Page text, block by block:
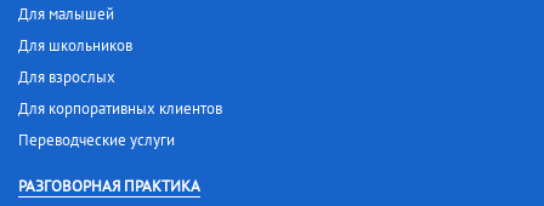
Для малышей
Для школьников
Для взрослых
Для корпоративных клиентов
Переводческие услуги
РАЗГОВОРНАЯ ПРАКТИКА